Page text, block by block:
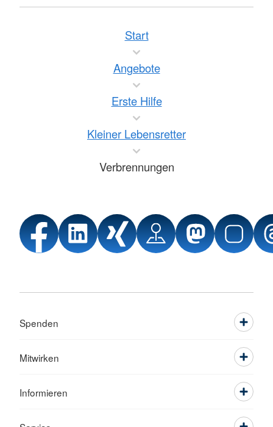
Start
Angebote
Erste Hilfe
Kleiner Lebensretter
Verbrennungen
Spenden
Mitwirken
Informieren